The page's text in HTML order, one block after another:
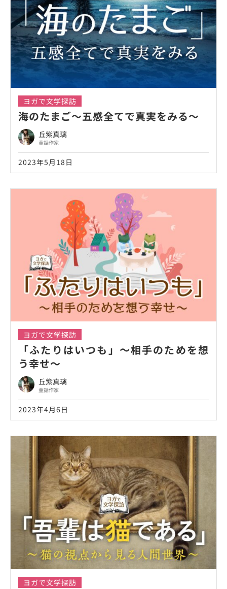
ヨガで文学探訪
海のたまご～五感全てで真実をみる～
丘紫真璃
童話作家
2023年5月18日
ヨガで文学探訪
「ふたりはいつも」～相手のためを想
う幸せ～
丘紫真璃
童話作家
2023年4月6日
ヨガで文学探訪